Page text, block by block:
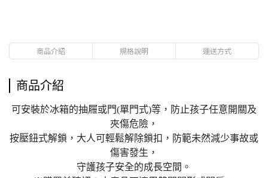
商品介紹 規格說明 運送方式
商品介紹
可安裝於冰箱的抽屜或門(單門式)等，防止孩子任意開關及
夾傷危險，
按壓鈕式解鎖，大人可輕鬆解除鎖扣，防範未然減少事故或
傷害發生，
守護孩子安全的成長空間。